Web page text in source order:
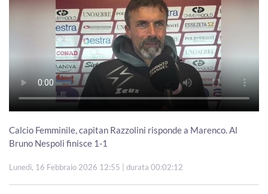
Calcio Femminile, capitan Razzolini risponde a Marenco. Al
Bruno Nespoli finisce 1-1
Lunedì, 16 Febbraio 2026 12:55 | durata 00:02:12